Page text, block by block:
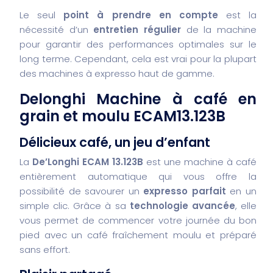
Le seul point à prendre en compte est la
nécessité d’un entretien régulier de la machine
pour garantir des performances optimales sur le
long terme. Cependant, cela est vrai pour la plupart
des machines à expresso haut de gamme.
Delonghi Machine à café en
grain et moulu ECAM13.123B
Délicieux café, un jeu d’enfant
La De’Longhi ECAM 13.123B est une machine à café
entièrement automatique qui vous offre la
possibilité de savourer un expresso parfait en un
simple clic. Grâce à sa technologie avancée, elle
vous permet de commencer votre journée du bon
pied avec un café fraîchement moulu et préparé
sans effort.